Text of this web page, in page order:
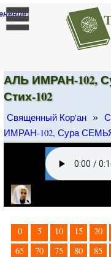
]
АЛЬ ИМРАН-102,
Стих-102
Священный Кор'ан »
ИМРАН-102, Сура
0 5 10 15 20
65
70 75 80 85